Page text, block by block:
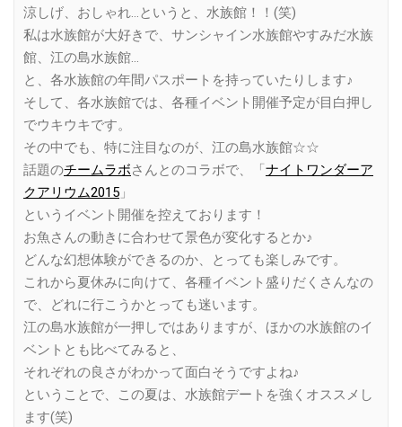
涼しげ、おしゃれ…というと、水族館！！(笑)
私は水族館が大好きで、サンシャイン水族館やすみだ水族
館、江の島水族館…
と、各水族館の年間パスポートを持っていたりします♪
そして、各水族館では、各種イベント開催予定が目白押し
でウキウキです。
その中でも、特に注目なのが、江の島水族館☆☆
話題のチームラボさんとのコラボで、「 ナイトワンダーア
クアリウム2015 」
というイベント開催を控えております！
お魚さんの動きに合わせて景色が変化するとか♪
どんな幻想体験ができるのか、とっても楽しみです。
これから夏休みに向けて、各種イベント盛りだくさんなの
で、どれに行こうかとっても迷います。
江の島水族館が一押しではありますが、ほかの水族館のイ
ベントとも比べてみると、
それぞれの良さがわかって面白そうですよね♪
ということで、この夏は、水族館デートを強くオススメし
ます(笑)